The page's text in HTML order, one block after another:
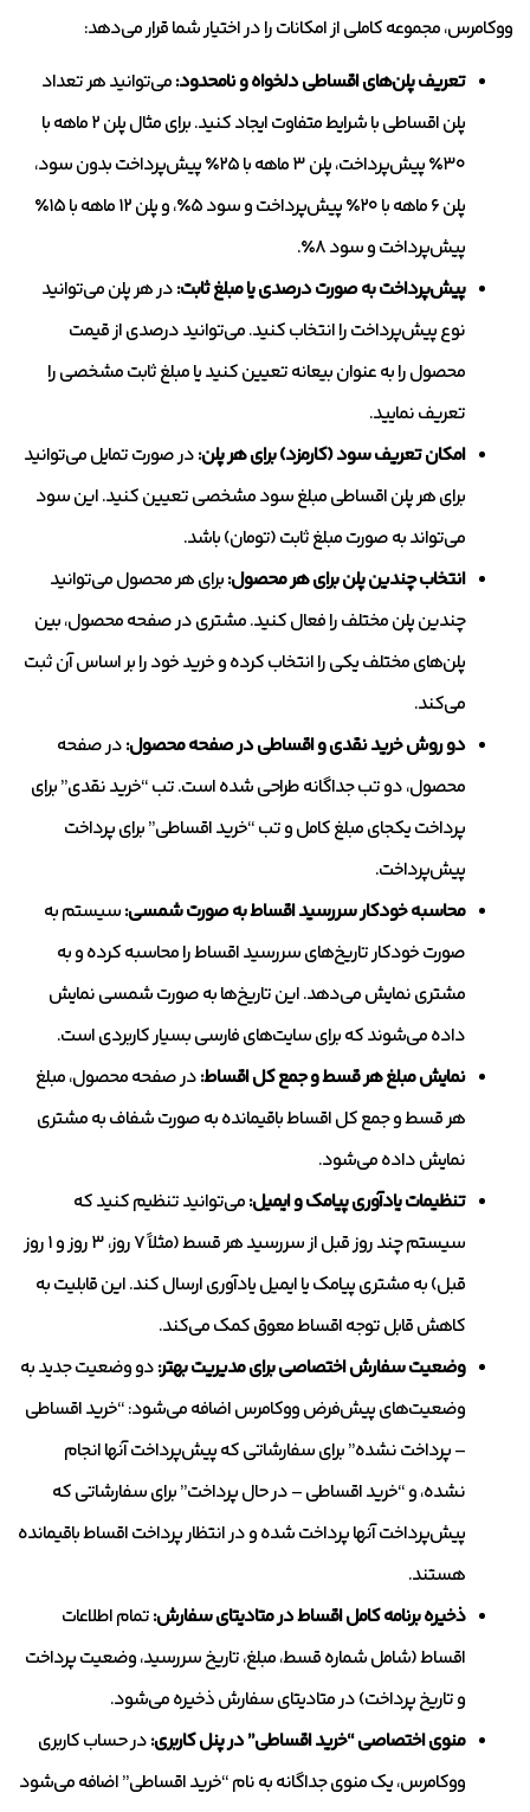
ووکامرس، مجموعه کاملی از امکانات را در اختیار شما قرار می‌دهد:
تعریف پلن‌های اقساطی دلخواه و نامحدود:می‌توانید هر تعداد
پلن اقساطی با شرایط متفاوت ایجاد کنید. برای مثال پلن ۲ ماهه با
۳۰٪ پیش‌پرداخت، پلن ۳ ماهه با ۲۵٪ پیش‌پرداخت بدون سود،
پلن ۶ ماهه با ۲۰٪ پیش‌پرداخت و سود ۵٪، و پلن ۱۲ ماهه با ۱۵٪
پیش‌پرداخت و سود ۸٪.
پیش‌پرداخت به صورت درصدی یا مبلغ ثابت:در هر پلن می‌توانید
نوع پیش‌پرداخت را انتخاب کنید. می‌توانید درصدی از قیمت
محصول را به عنوان بیعانه تعیین کنید یا مبلغ ثابت مشخصی را
تعریف نمایید.
امکان تعریف سود (کارمزد) برای هر پلن:در صورت تمایل می‌توانید
برای هر پلن اقساطی مبلغ سود مشخصی تعیین کنید. این سود
می‌تواند به صورت مبلغ ثابت (تومان) باشد.
انتخاب چندین پلن برای هر محصول:برای هر محصول می‌توانید
چندین پلن مختلف را فعال کنید. مشتری در صفحه محصول، بین
پلن‌های مختلف یکی را انتخاب کرده و خرید خود را بر اساس آن ثبت
می‌کند.
دو روش خرید نقدی و اقساطی در صفحه محصول:در صفحه
محصول، دو تب جداگانه طراحی شده است. تب “خرید نقدی” برای
پرداخت یکجای مبلغ کامل و تب “خرید اقساطی” برای پرداخت
پیش‌پرداخت.
محاسبه خودکار سررسید اقساط به صورت شمسی:سیستم به
صورت خودکار تاریخ‌های سررسید اقساط را محاسبه کرده و به
مشتری نمایش می‌دهد. این تاریخ‌ها به صورت شمسی نمایش
داده می‌شوند که برای سایت‌های فارسی بسیار کاربردی است.
نمایش مبلغ هر قسط و جمع کل اقساط:در صفحه محصول، مبلغ
هر قسط و جمع کل اقساط باقیمانده به صورت شفاف به مشتری
نمایش داده می‌شود.
تنظیمات یادآوری پیامک و ایمیل:می‌توانید تنظیم کنید که
سیستم چند روز قبل از سررسید هر قسط (مثلاً ۷ روز، ۳ روز و ۱ روز
قبل) به مشتری پیامک یا ایمیل یادآوری ارسال کند. این قابلیت به
کاهش قابل توجه اقساط معوق کمک می‌کند.
وضعیت سفارش اختصاصی برای مدیریت بهتر:دو وضعیت جدید به
وضعیت‌های پیش‌فرض ووکامرس اضافه می‌شود: “خرید اقساطی
– پرداخت نشده” برای سفارشاتی که پیش‌پرداخت آنها انجام
نشده، و “خرید اقساطی – در حال پرداخت” برای سفارشاتی که
پیش‌پرداخت آنها پرداخت شده و در انتظار پرداخت اقساط باقیمانده
هستند.
ذخیره برنامه کامل اقساط در متادیتای سفارش:تمام اطلاعات
اقساط (شامل شماره قسط، مبلغ، تاریخ سررسید، وضعیت پرداخت
و تاریخ پرداخت) در متادیتای سفارش ذخیره می‌شود.
منوی اختصاصی “خرید اقساطی” در پنل کاربری:در حساب کاربری
ووکامرس، یک منوی جداگانه به نام “خرید اقساطی” اضافه می‌شود